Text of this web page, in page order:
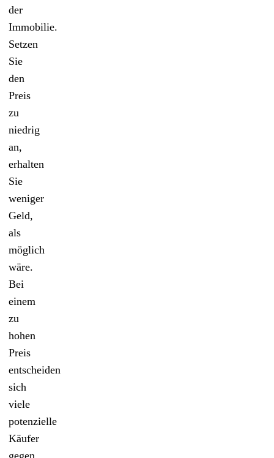
der
Immobilie.
Setzen
Sie
den
Preis
zu
niedrig
an,
erhalten
Sie
weniger
Geld,
als
möglich
wäre.
Bei
einem
zu
hohen
Preis
entscheiden
sich
viele
potenzielle
Käufer